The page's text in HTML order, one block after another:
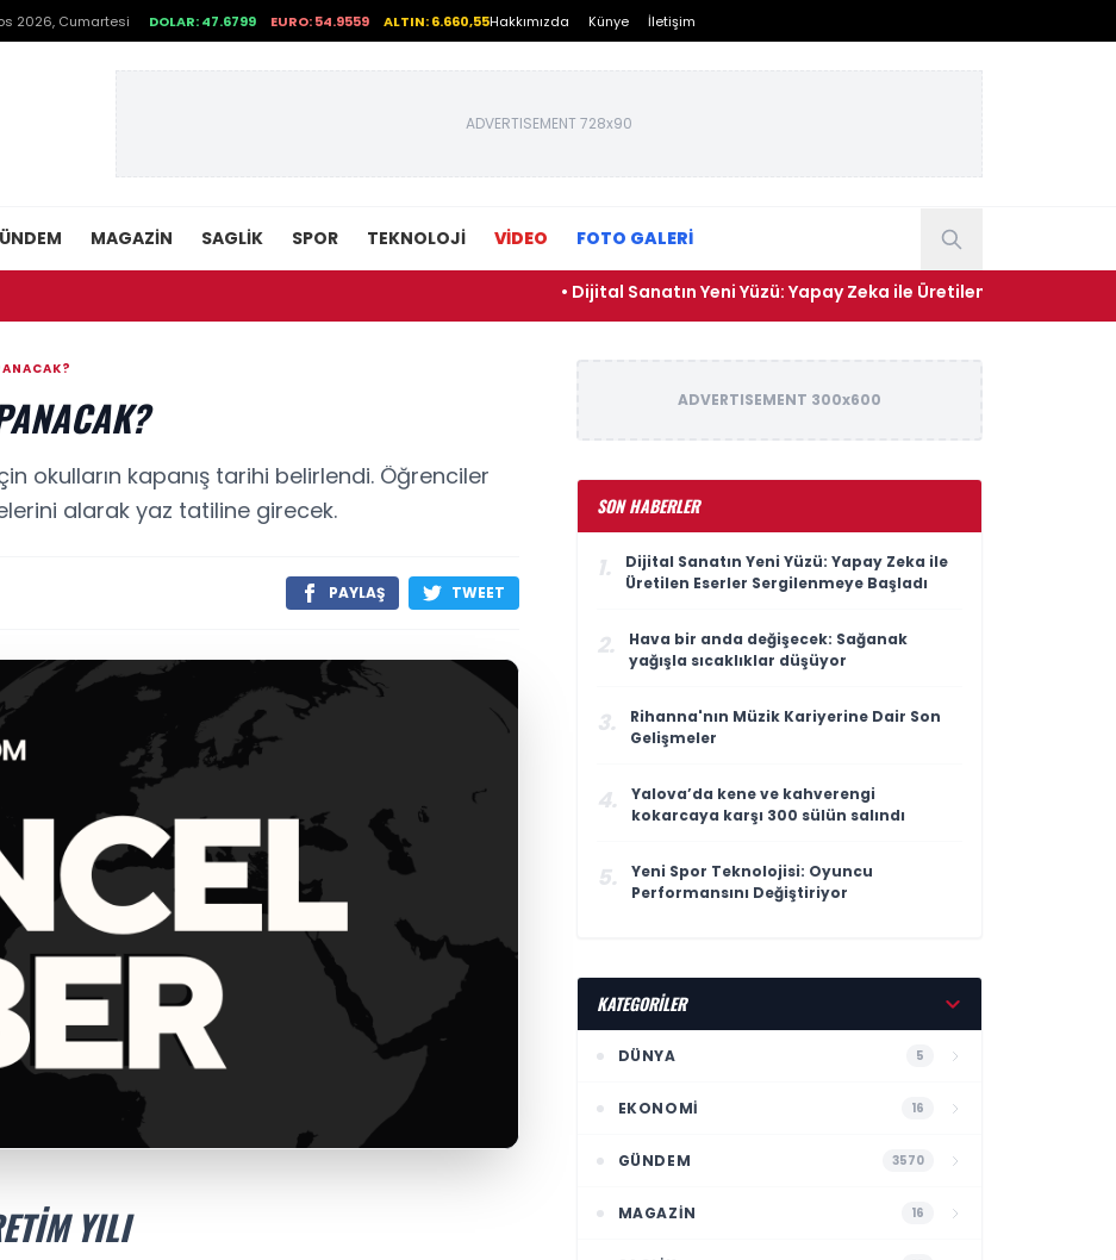
2026, Cumartesi DOLAR: 47.6799 EURO: 54.9559 ALTIN: 6.660,55Hakkımızda Künye İletişim
ADVERTISEMENT 728x90
MAGAZIN SAGLIK SPOR TEKNOLOJI VİDEO FOTO GALERİ
• Dijital Sanatın Yeni Yüzü: Yapay Zeka ile Üretilen Eserler Sergilenmeye
okulların kapanış tarihi belirlendi. Öğrenciler
alarak yaz tatiline girecek.
PAYLAŞ TWEET
YILI
ADVERTISEMENT 300x600
SON HABERLER
1.
Dijital Sanatın Yeni Yüzü: Yapay Zeka ile
Üretilen Eserler Sergilenmeye Başladı
2.
Hava bir anda değişecek: Sağanak
yağışla sıcaklıklar düşüyor
3.
Rihanna'nın Müzik Kariyerine Dair Son
Gelişmeler
4.
Yalova’da kene ve kahverengi
kokarcaya karşı 300 sülün salındı
5.
Yeni Spor Teknolojisi: Oyuncu
Performansını Değiştiriyor
KATEGORİLER
DÜNYA 5
EKONOMI 16
GÜNDEM 3570
MAGAZIN 16